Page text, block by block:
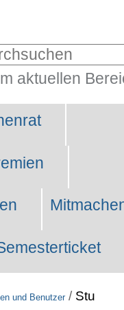
aktuellen
und Benutzer / Stu